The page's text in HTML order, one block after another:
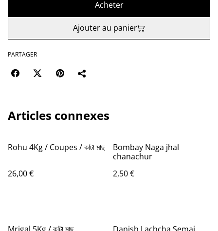
Acheter
Ajouter au panier
PARTAGER
Articles connexes
Rohu 4Kg / Coupes / কাটা মাছ
26,00 €
Bombay Naga jhal
chanachur
2,50 €